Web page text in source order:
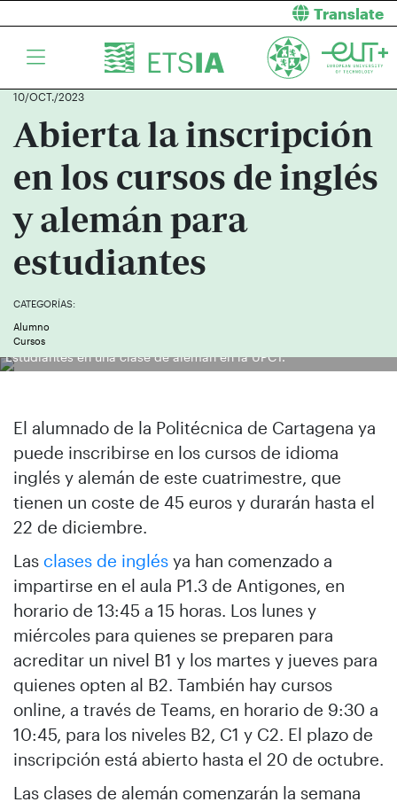
Translate
10/OCT./2023
Abierta la inscripción
en los cursos de inglés
y alemán para
estudiantes
CATEGORÍAS:
Alumno
Cursos
Estudiantes en una clase de alemán en la UPCT.
El alumnado de la Politécnica de Cartagena ya
puede inscribirse en los cursos de idioma
inglés y alemán de este cuatrimestre, que
tienen un coste de 45 euros y durarán hasta el
22 de diciembre.
Las clases de inglés ya han comenzado a
impartirse en el aula P1.3 de Antigones, en
horario de 13:45 a 15 horas. Los lunes y
miércoles para quienes se preparen para
acreditar un nivel B1 y los martes y jueves para
quienes opten al B2. También hay cursos
online, a través de Teams, en horario de 9:30 a
10:45, para los niveles B2, C1 y C2. El plazo de
inscripción está abierto hasta el 20 de octubre.
Las clases de alemán comenzarán la semana